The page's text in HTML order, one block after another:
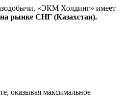
«ЭКМ Холдинг» имеет
рынке СНГ (Казахстан).
оказывая максимальное